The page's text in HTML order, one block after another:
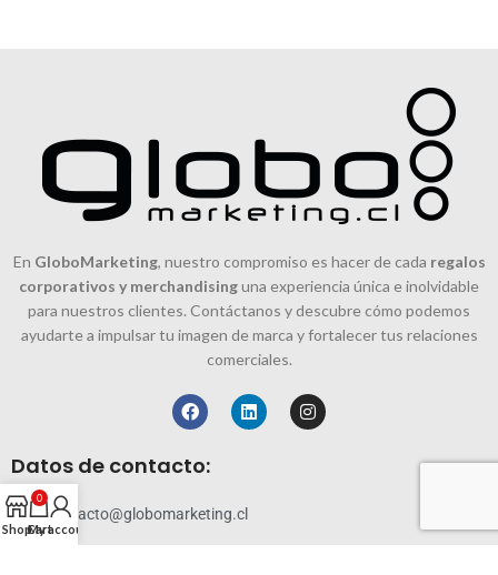
En GloboMarketing, nuestro compromiso es hacer de cada regalos
corporativos y merchandisinguna experiencia única e inolvidable
para nuestros clientes. Contáctanos y descubre cómo podemos
ayudarte a impulsar tu imagen de marca y fortalecer tus relaciones
comerciales.
Datos de contacto:
contacto@globomarketing.cl
Shop
0
Cart
My account